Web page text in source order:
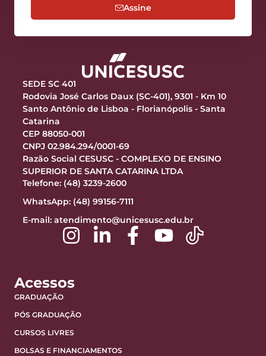
Assine
SEDE SC 401
Rodovia José Carlos Daux (SC-401), 9301 - Km 10
Santo Antônio de Lisboa - Florianópolis - Santa
Catarina
CEP 88050-001
CNPJ 02.984.294/0001-69
Razão Social CESUSC - COMPLEXO DE ENSINO
SUPERIOR DE SANTA CATARINA LTDA
Telefone: (48) 3239-2600
WhatsApp: (48) 99156-7111
E-mail: atendimento@unicesusc.edu.br
Acessos
GRADUAÇÃO
PÓS GRADUAÇÃO
CURSOS LIVRES
BOLSAS E FINANCIAMENTOS